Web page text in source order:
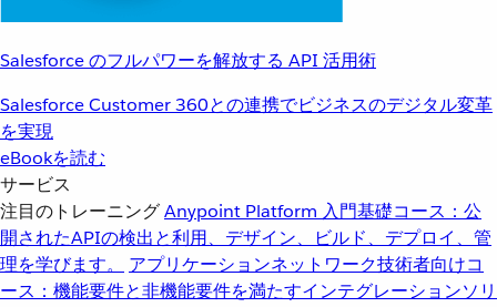
Salesforce のフルパワーを解放する API 活用術
Salesforce Customer 360との連携でビジネスのデジタル変革
を実現
eBookを読む
サービス
注目のトレーニングAnypoint Platform 入門基礎コース：公
開されたAPIの検出と利用、デザイン、ビルド、デプロイ、管
理を学びます。
アプリケーションネットワーク技術者向けコ
ース：機能要件と非機能要件を満たすインテグレーションソリ